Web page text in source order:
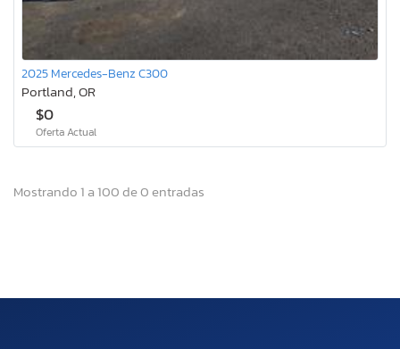
2025 Mercedes-Benz C300
Portland, OR
$0
Oferta Actual
Mostrando 1 a 100 de 0 entradas